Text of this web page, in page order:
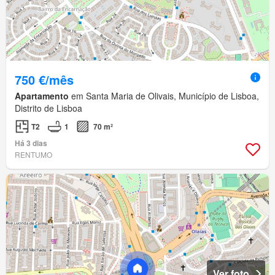
750 €/mês
Apartamento em Santa Maria de Olivais, Município de Lisboa,
Distrito de Lisboa
T2 1
70 m²
Há 3 dias
RENTUMO